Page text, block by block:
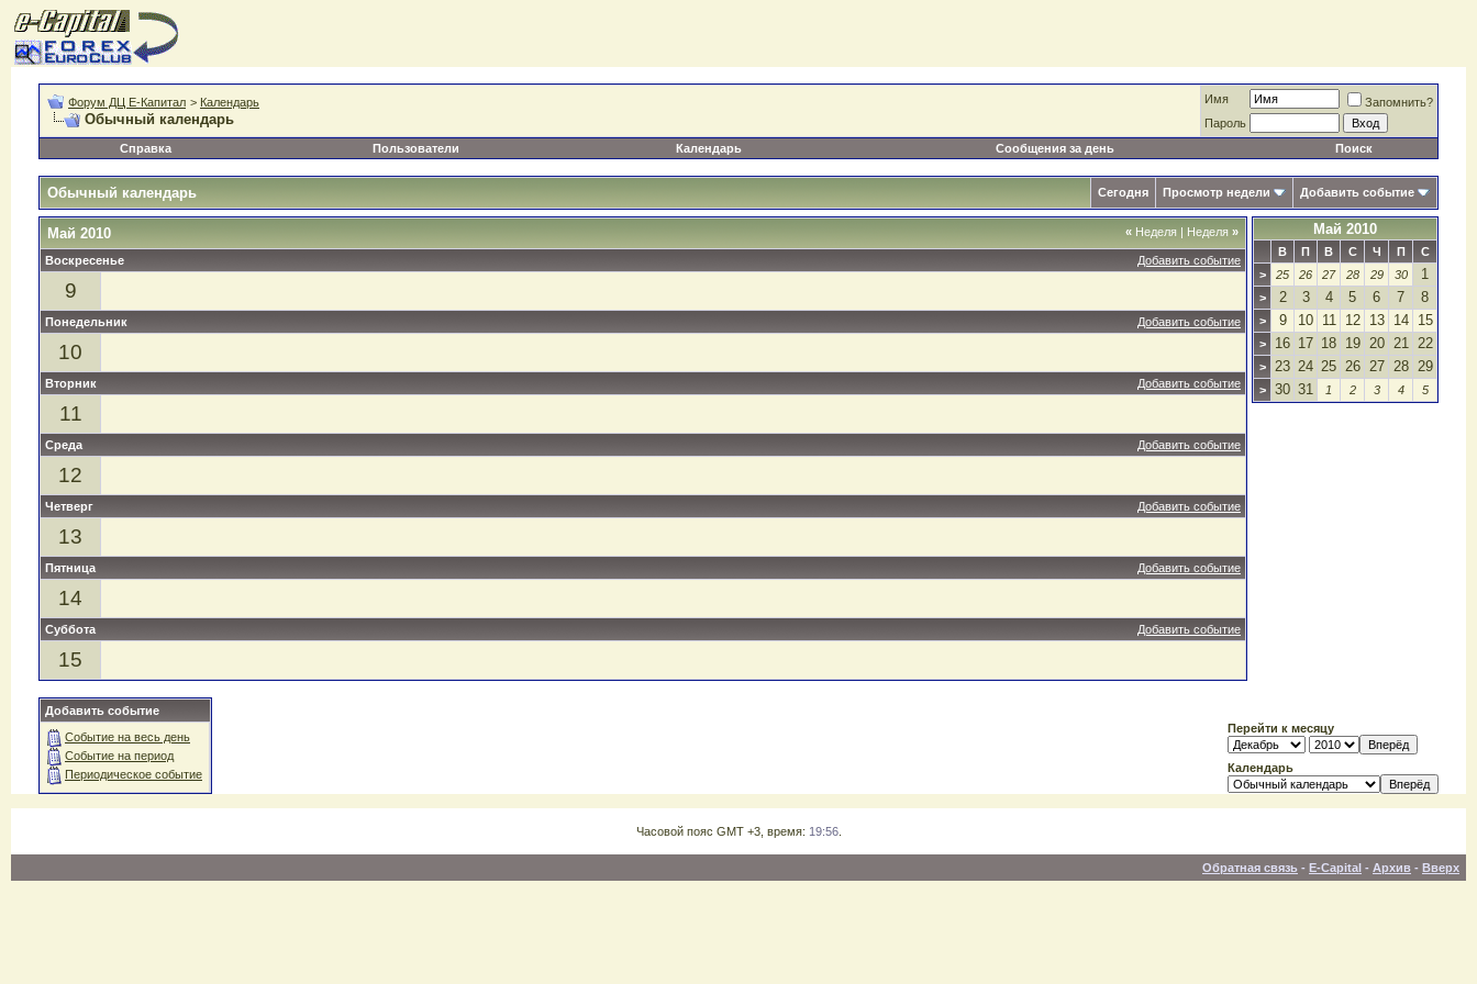
Форум ДЦ Е-Капитал > Календарь
Обычный календарь
Имя
Запомнить?
Пароль
Справка
Пользователи Календарь Сообщения за день Поиск
Обычный календарь Сегодня Просмотр недели Добавить событие
« Неделя | Неделя »
Май 2010
Добавить событие
Воскресенье
9
Добавить событие
Понедельник
10
Добавить событие
Вторник
11
Добавить событие
Среда
12
Добавить событие
Четверг
13
Добавить событие
Пятница
14
Добавить событие
Суббота
15
Май 2010
В П В С Ч П
С
>
25 26 27 28 29 30 1
> 2 3 4 5 6 7 8
> 9 10 11 12 13 14 15
> 16 17 18 19 20 21 22
> 23 24 25 26 27 28 29
> 30 31 1 2 3 4 5
Добавить событие
Событие на весь день
Событие на период
Периодическое событие
Перейти к месяцу
Календарь
Часовой пояс GMT +3, время: 19:56.
Обратная связь - E-Capital - Архив - Вверх